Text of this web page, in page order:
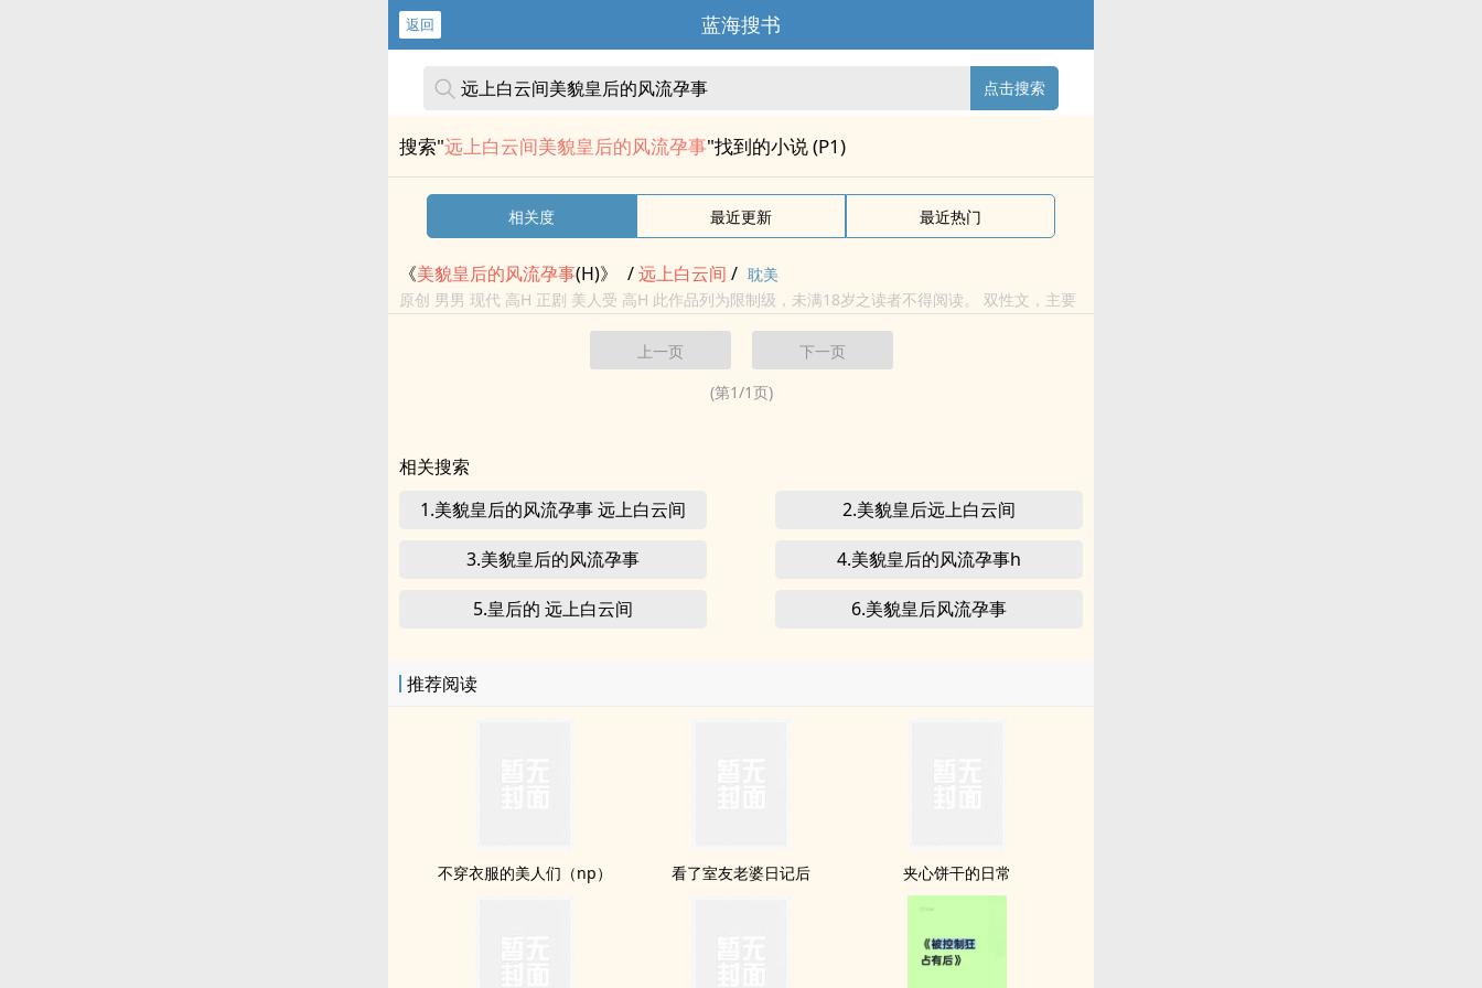
返回 蓝海搜书
点击搜索
搜索"远上白云间美貌皇后的风流孕事"找到的小说 (P1)
相关度 最近更新 最近热门
《美貌皇后的风流孕事(H)》 /远上白云间 / 耽美
原创 男男 现代 高H 正剧 美人受 高H 此作品列为限制级，未满18岁之读者不得阅读。 双性文，主要
写孕期play~不定期更新，尽量勤快~
上一页
下一页
(第1/1页)
相关搜索
1.美貌皇后的风流孕事 远上白云间
2.美貌皇后远上白云间
3.美貌皇后的风流孕事 4.美貌皇后的风流孕事h
5.皇后的 远上白云间 6.美貌皇后风流孕事
推荐阅读
不穿衣服的美人们（np） 看了室友老婆日记后 夹心饼干的日常